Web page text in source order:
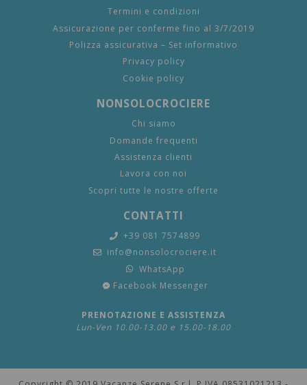
Termini e condizioni
Assicurazione per conferme fino al 3/7/2019
Polizza assicurativa – Set informativo
Privacy policy
Cookie policy
NONSOLOCROCIERE
Chi siamo
Domande frequenti
Assistenza clienti
Lavora con noi
Scopri tutte le nostre offerte
CONTATTI
+39 081 7574899
info@nonsolocrociere.it
WhatsApp
Facebook Messenger
PRENOTAZIONE E ASSISTENZA
Lun-Ven 10.00-13.00 e 15.00-18.00